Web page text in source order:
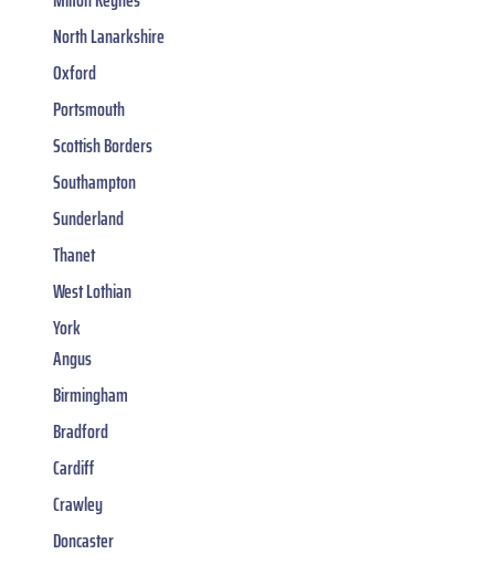
North Lanarkshire
Oxford
Portsmouth
Scottish Borders
Southampton
Sunderland
Thanet
West Lothian
York
Angus
Birmingham
Bradford
Cardiff
Crawley
Doncaster